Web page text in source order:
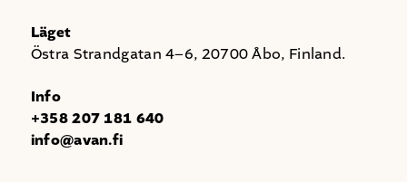
Läget
Östra Strandgatan 4–6, 20700 Åbo, Finland.
Info
+358 207 181 640
info@avan.fi